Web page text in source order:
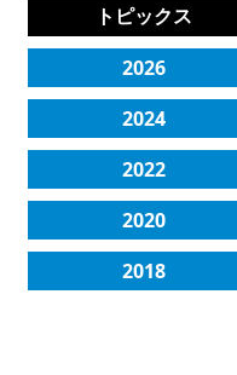
トピックス
2026
2024
2022
2020
2018